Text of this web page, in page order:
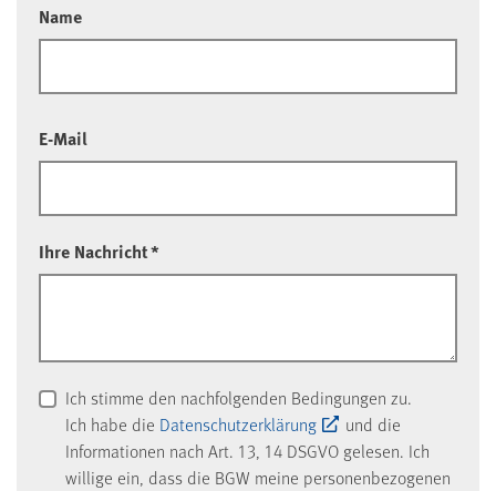
Name
E-Mail
Ihre Nachricht*
Ich stimme den nachfolgenden Bedingungen zu.
Ich habe die Datenschutzerklärung
und die
Informationen nach Art. 13, 14 DSGVO gelesen. Ich
willige ein, dass die BGW meine personenbezogenen